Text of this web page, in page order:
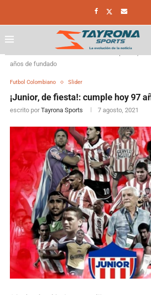
años de fundado
Futbol Colombiano Slider
¡Junior, de fiesta!: cumple hoy 97
escrito por Tayrona Sports 7 agosto, 2021